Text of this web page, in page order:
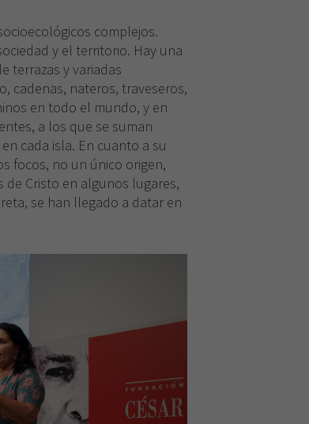
complejos.
y el territorio. Hay una
terrazas y variadas
cadenas, nateros, traveseros,
en todo el mundo, y en
a los que se suman
cada isla. En cuanto a su
focos, no un único origen,
de Cristo en algunos lugares,
se han llegado a datar en